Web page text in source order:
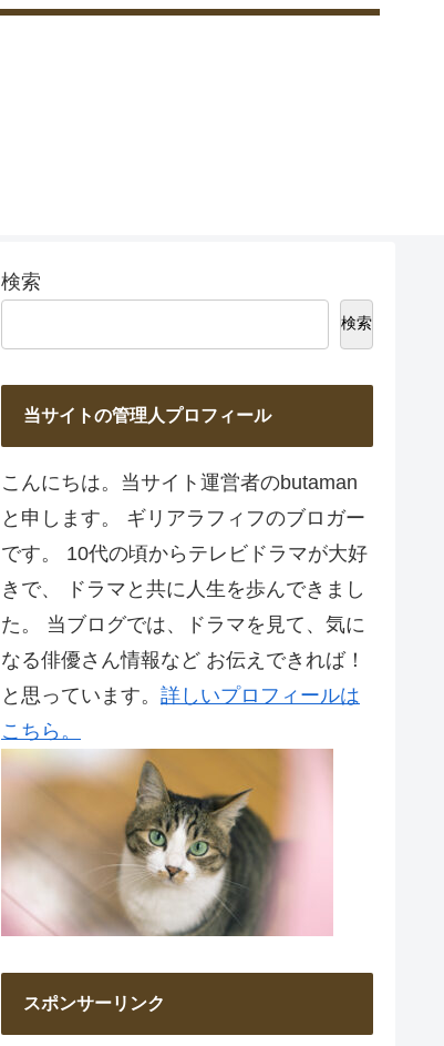
検索
検索
当サイトの管理人プロフィール
こんにちは。当サイト運営者のbutaman
と申します。 ギリアラフィフのブロガー
です。 10代の頃からテレビドラマが大好
きで、 ドラマと共に人生を歩んできまし
た。 当ブログでは、ドラマを見て、気に
なる俳優さん情報など お伝えできれば！
と思っています。 詳しいプロフィールは
こちら。
スポンサーリンク